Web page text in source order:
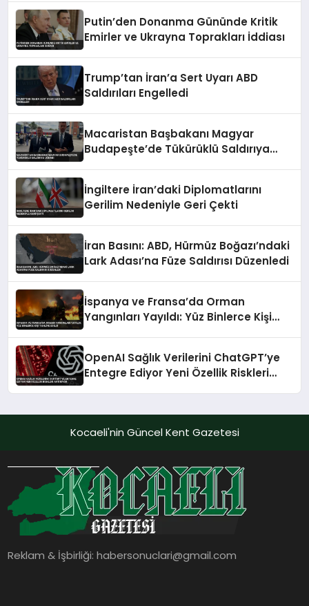
Putin’den Donanma Gününde Kritik
Emirler ve Ukrayna Toprakları İddiası
Trump’tan İran’a Sert Uyarı ABD
Saldırıları Engelledi
Macaristan Başbakanı Magyar
Budapeşte’de Tükürüklü Saldırıya
İngiltere İran’daki Diplomatlarını
Gerilim Nedeniyle Geri Çekti
İran Basını: ABD, Hürmüz Boğazı’ndaki
Lark Adası’na Füze Saldırısı Düzenledi
İspanya ve Fransa’da Orman
Yangınları Yayıldı: Yüz Binlerce Kişi
OpenAI Sağlık Verilerini ChatGPT’ye
Entegre Ediyor Yeni Özellik Riskleri
Kocaeli'nin Güncel Kent Gazetesi
Reklam & İşbirliği:habersonuclari@gmail.com